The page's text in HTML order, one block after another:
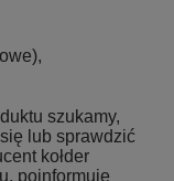
szukamy,
lub sprawdzić
kołder
poinformuje